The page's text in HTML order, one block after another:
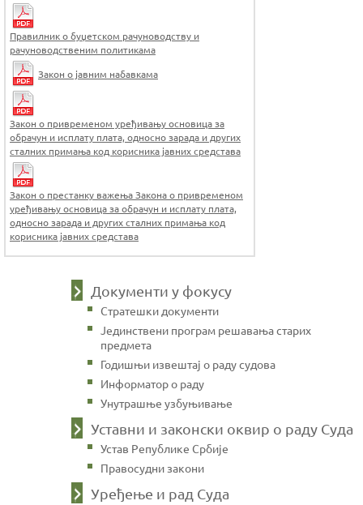
Правилник о буџетском рачуноводству и
рачуноводственим политикама
Закон о јавним набавкама
Закон о привременом уређивању основица за
обрачун и исплату плата, односно зарада и других
сталних примања код корисника јавних средстава
Закон о престанку важења Закона о привременом
уређивању основица за обрачун и исплату плата,
односно зарада и других сталних примања код
корисника јавних средстава
Документи у фокусу
Стратешки документи
Јединствени програм решавања старих
предмета
Годишњи извештај о раду судова
Информатор о раду
Унутрашње узбуњивање
Уставни и законски оквир о раду Суда
Устав Републике Србије
Правосудни закони
Уређење и рад Суда